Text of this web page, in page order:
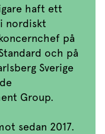
haft ett
nordiskt
på
och på
Sverige
Group.
sedan 2017.